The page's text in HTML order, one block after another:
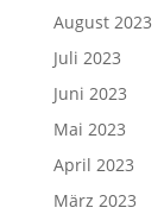
August 2023
Juli 2023
Juni 2023
Mai 2023
April 2023
März 2023